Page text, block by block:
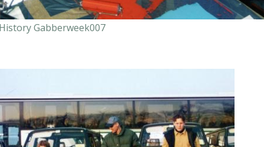
Gabberweek007